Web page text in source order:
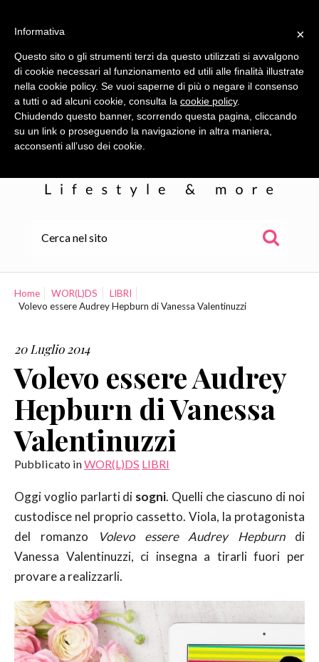
WOR(L)DS
COLLABORAZIONI
CONTATTI
Home WOR(L)DS
LIBRI
Volevo essere Audrey Hepburn di Vanessa Valentinuzzi
20 Luglio 2014
Volevo essere Audrey
Hepburn di Vanessa
Valentinuzzi
Pubblicato inWOR(L)DS LIBRI
Oggi voglio parlarti di sogni. Quelli che ciascuno di noi
custodisce nel proprio cassetto. Viola, la protagonista
del romanzo
Volevo essere Audrey Hepburndi
Vanessa Valentinuzzi, ci insegna a tirarli fuori per
provare a realizzarli.
×
Informativa
Questo sito o gli strumenti terzi da questo utilizzati si avvalgono
di cookie necessari al funzionamento ed utili alle finalità illustrate
nella cookie policy. Se vuoi saperne di più o negare il consenso
a tutti o ad alcuni cookie, consulta la cookie policy.
Chiudendo questo banner, scorrendo questa pagina, cliccando
su un link o proseguendo la navigazione in altra maniera,
acconsenti all’uso dei cookie.